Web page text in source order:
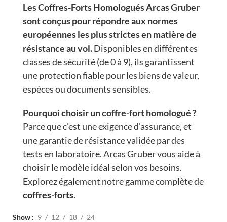
Les Coffres-Forts Homologués Arcas Gruber
sont conçus pour répondre aux normes
européennes les plus strictes en matière de
résistance au vol.Disponibles en différentes
classes de sécurité (de 0 à 9), ils garantissent
une protection fiable pour les biens de valeur,
espèces ou documents sensibles.
Pourquoi choisir un coffre-fort homologué ?
Parce que c’est une exigence d’assurance, et
une garantie de résistance validée par des
tests en laboratoire. Arcas Gruber vous aide à
choisir le modèle idéal selon vos besoins.
Explorez également notre gamme complète de
coffres-forts.
Show 9 12 18 24